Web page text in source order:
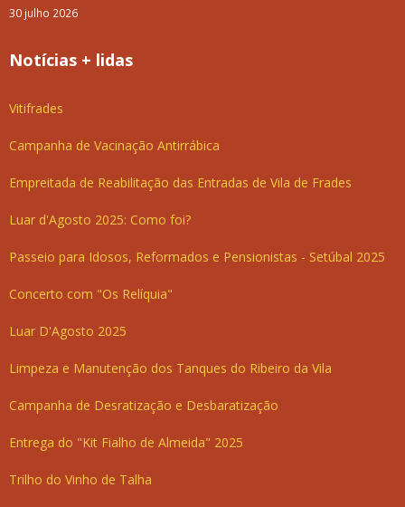
30 julho 2026
Notícias + lidas
Vitifrades
Campanha de Vacinação Antirrábica
Empreitada de Reabilitação das Entradas de Vila de Frades
Luar d'Agosto 2025: Como foi?
Passeio para Idosos, Reformados e Pensionistas - Setúbal 2025
Concerto com "Os Relíquia"
Luar D'Agosto 2025
Limpeza e Manutenção dos Tanques do Ribeiro da Vila
Campanha de Desratização e Desbaratização
Entrega do "Kit Fialho de Almeida" 2025
Trilho do Vinho de Talha